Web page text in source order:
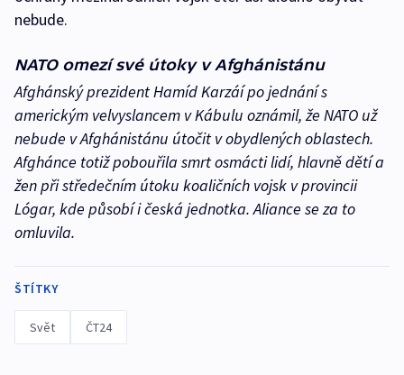
nebude.
NATO omezí své útoky v Afghánistánu
Afghánský prezident Hamíd Karzáí po jednání s
americkým velvyslancem v Kábulu oznámil, že NATO už
nebude v Afghánistánu útočit v obydlených oblastech.
Afghánce totiž pobouřila smrt osmácti lidí, hlavně dětí a
žen při středečním útoku koaličních vojsk v provincii
Lógar, kde působí i česká jednotka. Aliance se za to
omluvila.
ŠTÍTKY
Svět ČT24